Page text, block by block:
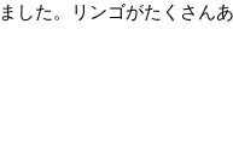
した。リンゴがたくさん